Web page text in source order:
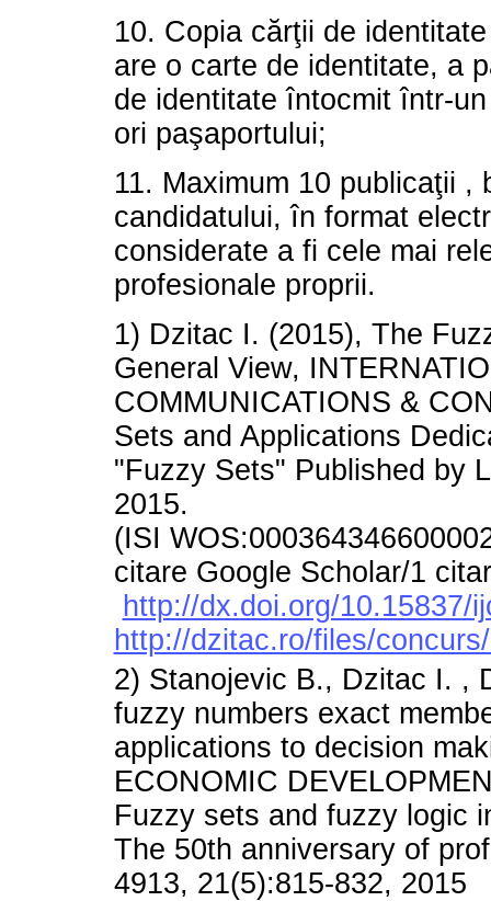
10. Copia cărţii de
are o carte de identitate, a
de identitate întocmit într-
ori paşaportului;
11. Maximum 10 publicaţii ,
candidatului, în format
considerate a fi cele mai
profesionale proprii.
1) Dzitac I. (2015), The
General View,
COMMUNICATIONS &
Sets and Applications
"Fuzzy Sets" Published by
2015.
(ISI
citare Google Scholar/1
http://dx.doi.org/10.15837/
http://dzitac.ro/files/
2) Stanojevic B., Dzitac I. ,
fuzzy numbers exact
applications to decision
ECONOMIC
Fuzzy sets and fuzzy logic
The 50th anniversary of
4913, 21(5):815-832, 2015